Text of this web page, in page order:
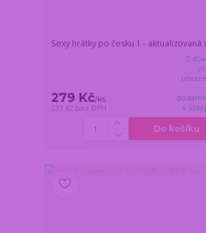
Sexy hrátky po česku 1 - aktualizovaná
279 Kč/ks
231 Kč bez DPH
Z
v
Do košíku